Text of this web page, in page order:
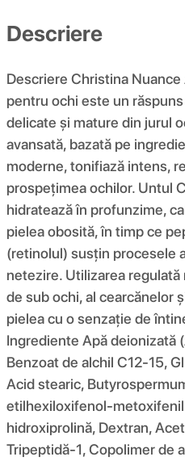
Descriere
Descriere Christina
pentru ochi este un
delicate și mature din jurul
avansată, bazată pe
moderne, tonifiază intens,
prospețimea ochilor. Untul
hidratează în profunzime,
pielea obosită, în timp ce
(retinolul) susțin procesele
netezire. Utilizarea
de sub ochi, al cearcănelor
pielea cu o senzație de
Ingrediente Apă deionizată
Benzoat de alchil C12-15,
Acid stearic,
etilhexiloxifenol-
hidroxiprolină, Dextran,
Tripeptidă-1, Copolimer de